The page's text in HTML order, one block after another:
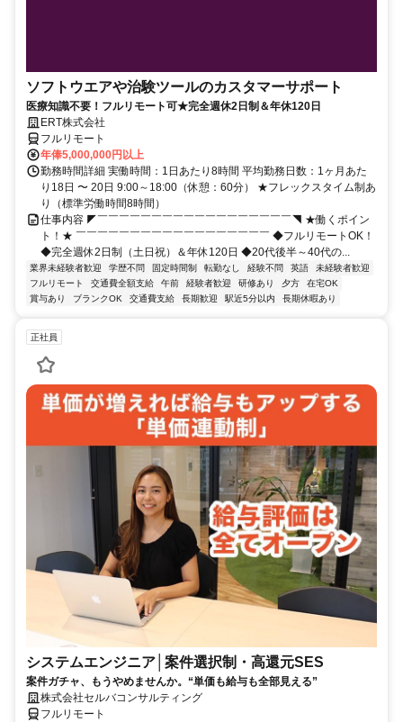
ソフトウエアや治験ツールのカスタマーサポート
医療知識不要！フルリモート可★完全週休2日制＆年休120日
ERT株式会社
フルリモート
年俸5,000,000円以上
勤務時間詳細 実働時間：1日あたり8時間 平均勤務日数：1ヶ月あた
り18日 〜 20日 9:00～18:00（休憩：60分） ★フレックスタイム制あ
り（標準労働時間8時間）
仕事内容 ◤￣￣￣￣￣￣￣￣￣￣￣￣￣￣￣￣￣￣◥ ★働くポイン
ト！★ ￣￣￣￣￣￣￣￣￣￣￣￣￣￣￣￣￣￣ ◆フルリモートOK！
◆完全週休2日制（土日祝）＆年休120日 ◆20代後半～40代の...
業界未経験者歓迎 学歴不問 固定時間制 転勤なし 経験不問 英語
未経験者歓迎
フルリモート
交通費全額支給 午前 経験者歓迎 研修あり 夕方
在宅OK
賞与あり
ブランクOK 交通費支給 長期歓迎 駅近5分以内 長期休暇あり
正社員
システムエンジニア│案件選択制・高還元SES
案件ガチャ、もうやめませんか。“単価も給与も全部見える”
株式会社セルバコンサルティング
フルリモート